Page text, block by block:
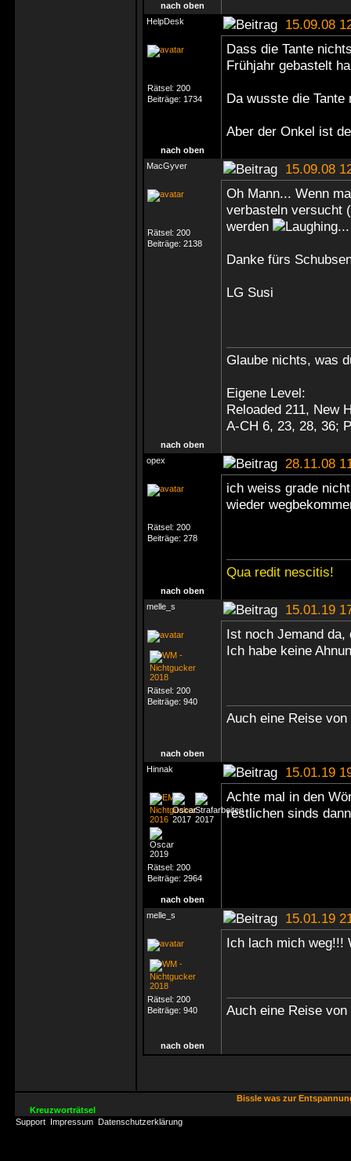
nach oben
HelpDesk
15.09.08
Rätsel: 200
Beiträge: 1734
Dass die Tante
Frühjahr gebastelt
Da wusste die
Aber der Onkel ist
nach oben
MacGyver
15.09.08
Rätsel: 200
Beiträge: 2138
Oh Mann... Wenn
verbasteln versucht
werden
...
Danke fürs
LG Susi
Glaube nichts, was
Eigene Level:
Reloaded 211, New
A-CH 6, 23, 28, 36;
nach oben
opex
28.11.08
Rätsel: 200
Beiträge: 278
ich weiss grade
wieder
Qua redit nescitis!
nach oben
melle_s
15.01.19
Rätsel: 200
Beiträge: 940
Ist noch Jemand da,
Ich habe keine
Auch eine Reise
nach oben
Hinnak
15.01.19
Rätsel: 200
Beiträge: 2964
Achte mal in den
restlichen sinds
nach oben
melle_s
15.01.19
Rätsel: 200
Beiträge: 940
Ich lach mich
Auch eine Reise
nach oben
Bissle was zur
Kreuzworträtsel
Support Impressum Datenschutzerklärung